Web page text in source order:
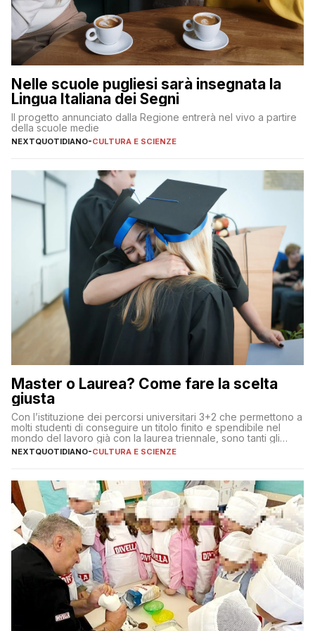
Nelle scuole pugliesi sarà insegnata la
Lingua Italiana dei Segni
Il progetto annunciato dalla Regione entrerà nel vivo a partire
della scuole medie
NEXTQUOTIDIANO-CULTURA E SCIENZE
Master o Laurea? Come fare la scelta
giusta
Con l’istituzione dei percorsi universitari 3+2 che permettono a
molti studenti di conseguire un titolo finito e spendibile nel
mondo del lavoro già con la laurea triennale, sono tanti gli
interrogativi che si pongono gli studenti una volta raggiunto
NEXTQUOTIDIANO-CULTURA E SCIENZE